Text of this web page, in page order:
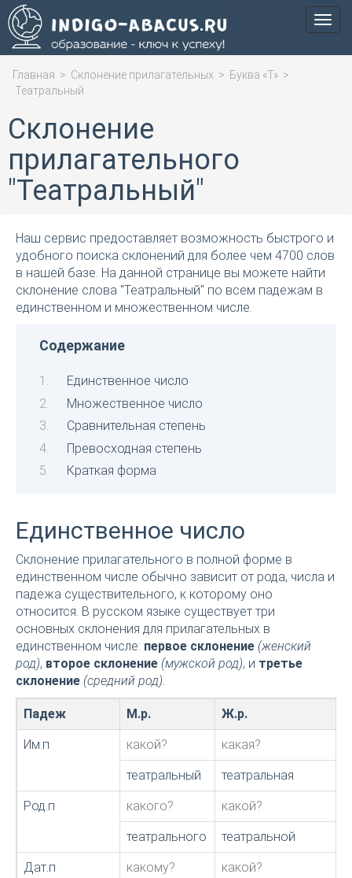
Меню
Главная > Склонение прилагательных > Буква «Т» >
Театральный
Склонение
прилагательного
"Театральный"
Наш сервис предоставляет возможность быстрого и
удобного поиска склонений для более чем 4700 слов
в нашей базе. На данной странице вы можете найти
склонение слова "Театральный" по всем падежам в
единственном и множественном числе.
Содержание
Единственное число
Множественное число
Сравнительная степень
Превосходная степень
Краткая форма
Единственное число
Склонение прилагательного в полной форме в
единственном числе обычно зависит от рода, числа и
падежа существительного, к которому оно
относится. В русском языке существует три
основных склонения для прилагательных в
единственном числе: первое склонение (женский
род), второе склонение (мужской род), и третье
склонение (средний род).
Падеж М.р. Ж.р.
Им.п какой? какая?
театральный театральная
Род.п какого? какой?
театрального театральной
Дат.п какому? какой?